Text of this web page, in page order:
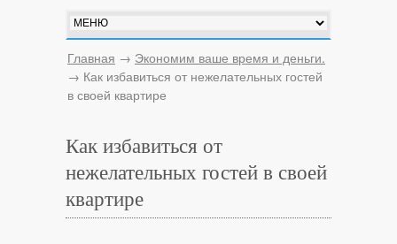
Главная → Экономим ваше время и деньги.
→ Как избавиться от нежелательных гостей
в своей квартире
Как избавиться от
нежелательных гостей в своей
квартире